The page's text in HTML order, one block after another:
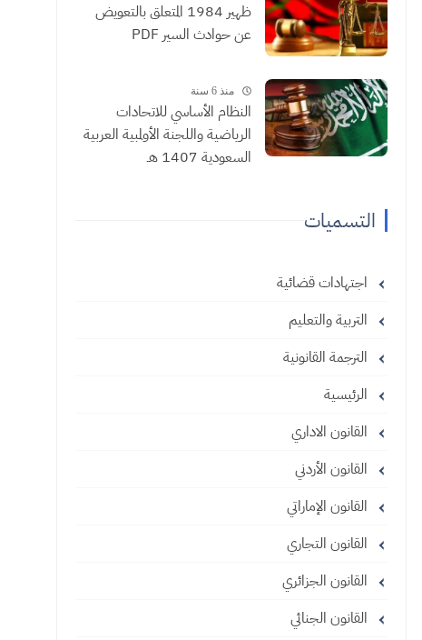
ظهير 1984 المتعلق بالتعويض
عن حوادث السير PDF
منذ 6 سنة
النظام الأساسي للاتحادات
الرياضية واللجنة الأولمبية العربية
السعودية 1407 هـ
التسميات
اجتهادات قضائية
التربية والتعليم
الترجمة القانونية
الرئيسية
القانون الاداري
القانون الأردني
القانون الإماراتي
القانون التجاري
القانون الجزائري
القانون الجنائي